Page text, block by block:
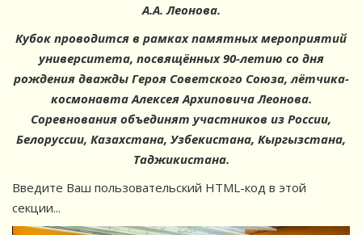
А.А. Леонова.
Кубок проводится в рамках памятных мероприятий
университета, посвящённых 90-летию со дня
рождения дважды Героя Советского Союза, лётчика-
космонавта Алексея Архиповича Леонова.
Соревнования объединят участников из России,
Белоруссии, Казахстана, Узбекистана, Кыргызстана,
Таджикистана.
Введите Ваш пользовательский HTML-код в этой
секции...